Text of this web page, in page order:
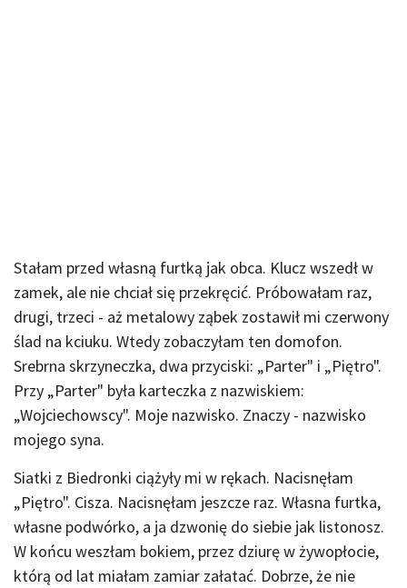
Stałam przed własną furtką jak obca. Klucz wszedł w
zamek, ale nie chciał się przekręcić. Próbowałam raz,
drugi, trzeci - aż metalowy ząbek zostawił mi czerwony
ślad na kciuku. Wtedy zobaczyłam ten domofon.
Srebrna skrzyneczka, dwa przyciski: „Parter" i „Piętro".
Przy „Parter" była karteczka z nazwiskiem:
„Wojciechowscy". Moje nazwisko. Znaczy - nazwisko
mojego syna.
Siatki z Biedronki ciążyły mi w rękach. Nacisnęłam
„Piętro". Cisza. Nacisnęłam jeszcze raz. Własna furtka,
własne podwórko, a ja dzwonię do siebie jak listonosz.
W końcu weszłam bokiem, przez dziurę w żywopłocie,
którą od lat miałam zamiar załatać. Dobrze, że nie